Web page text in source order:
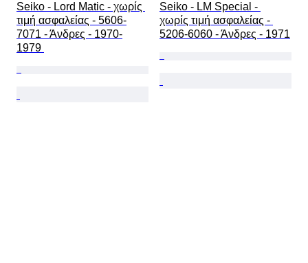
Seiko - Lord Matic - χωρίς
τιμή ασφαλείας - 5606-
7071 - Άνδρες - 1970-
1979
Seiko - LM Special -
χωρίς τιμή ασφαλείας -
5206-6060 - Άνδρες - 1971